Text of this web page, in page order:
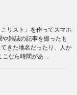
リスト」を作ってスマホ
雑誌の記事を撮ったも
きた地名だったり、人か
こなら時間があ ...